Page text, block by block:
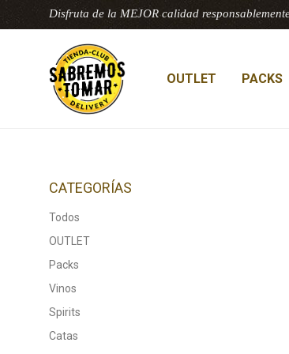
Disfruta de la MEJOR calidad
OUTLET PACKS
CATEGORÍAS
Todos
OUTLET
Packs
Vinos
Spirits
Catas